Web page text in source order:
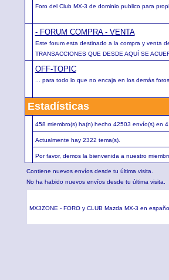
Foro del Club MX-3 de dominio publico para
- FORUM COMPRA - VENTA
Este forum esta destinado a la compra y venta
TRANSACCIONES QUE DESDE AQUÍ SE
OFF-TOPIC
... para todo lo que no encaja en los demás
Estadísticas
458 miembro(s) ha(n) hecho 42503 envío(s) en
Actualmente hay 2322 tema(s).
Por favor, demos la bienvenida a nuestro
Contiene nuevos envíos desde tu última visita.
No ha habido nuevos envíos desde tu última visita.
MX3ZONE - FORO y CLUB Mazda MX-3 en